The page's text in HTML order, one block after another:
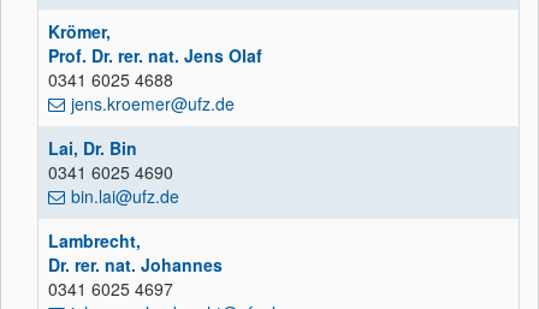
Krömer,
Prof. Dr. rer. nat. Jens Olaf
0341 6025 4688
jens.kroemer@ufz.de
Lai, Dr. Bin
0341 6025 4690
bin.lai@ufz.de
Lambrecht,
Dr. rer. nat. Johannes
0341 6025 4697